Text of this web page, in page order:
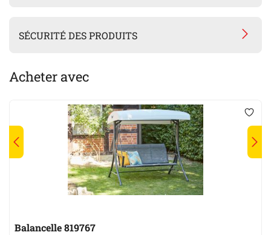
SÉCURITÉ DES PRODUITS
Acheter avec
Balancelle 819767